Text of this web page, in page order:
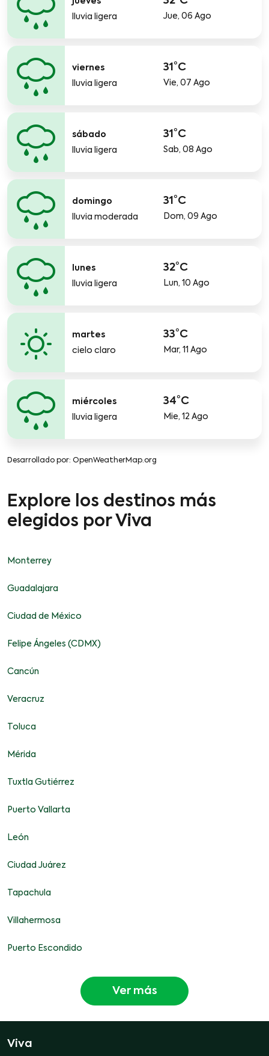
lluvia ligera
Jue, 06 Ago
viernes
lluvia ligera
31°C
Vie, 07 Ago
sábado
lluvia ligera
31°C
Sab, 08 Ago
domingo
lluvia moderada
31°C
Dom, 09 Ago
lunes
lluvia ligera
32°C
Lun, 10 Ago
martes
cielo claro
33°C
Mar, 11 Ago
miércoles
lluvia ligera
34°C
Mie, 12 Ago
Desarrollado por: OpenWeatherMap.org
Explore los destinos más
elegidos por Viva
Monterrey
Guadalajara
Ciudad de México
Felipe Ángeles (CDMX)
Cancún
Veracruz
Toluca
Mérida
Tuxtla Gutiérrez
Puerto Vallarta
León
Ciudad Juárez
Tapachula
Villahermosa
Puerto Escondido
Ver más
Viva